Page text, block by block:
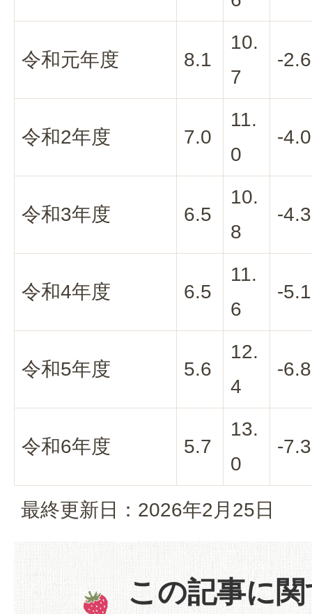
令和元年度 8.1
10.
7
-2.6
令和2年度 7.0
11.
0
-4.0
令和3年度 6.5
10.
8
-4.3
令和4年度 6.5
11.
6
-5.1
令和5年度 5.6
12.
4
-6.8
令和6年度 5.7
13.
0
-7.3
最終更新日：2026年2月25日
この記事に